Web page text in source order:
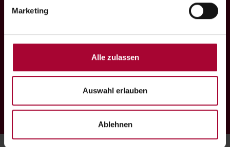
Marketing
Alle zulassen
Auswahl erlauben
Ablehnen
Transparenzseite
Folgen Sie uns